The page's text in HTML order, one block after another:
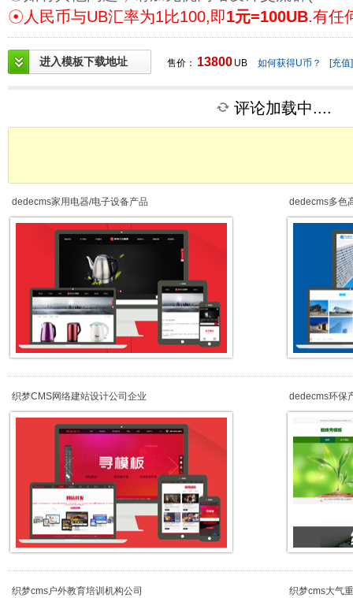
☉人民币与UB汇率为1比100,即1元=100UB.有任
进入模板下载地址 售价： 13800 UB 如何获得U币？ [充值]
评论加载中....
dedecms家用电器/电子设备产品 dedecms多色
织梦CMS网络建站设计公司企业 dedecms环保
织梦cms户外教育培训机构公司 织梦cms大气